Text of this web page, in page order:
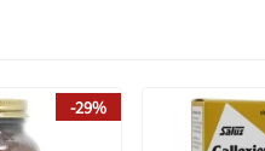
-29%